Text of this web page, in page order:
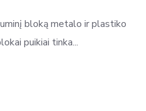
bloką metalo ir plastiko
puikiai tinka...